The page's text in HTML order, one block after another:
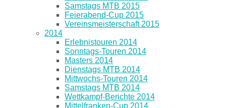
Samstags MTB 2015
Feierabend-Cup 2015
Vereinsmeisterschaft 2015
2014
Erlebnistouren 2014
Sonntags-Touren 2014
Masters 2014
Dienstags MTB 2014
Mittwochs-Touren 2014
Samstags MTB 2014
Wettkampf-Berichte 2014
Mittelfranken-Cup 2014